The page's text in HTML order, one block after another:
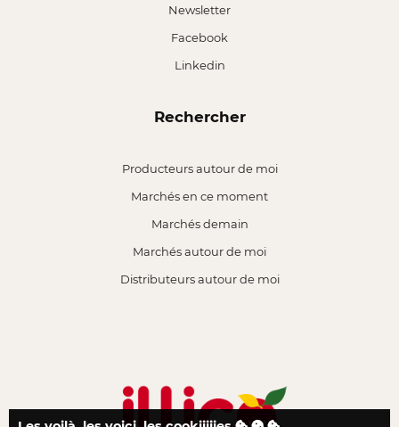
Newsletter
Facebook
Linkedin
Rechercher
Producteurs autour de moi
Marchés en ce moment
Marchés demain
Marchés autour de moi
Distributeurs autour de moi